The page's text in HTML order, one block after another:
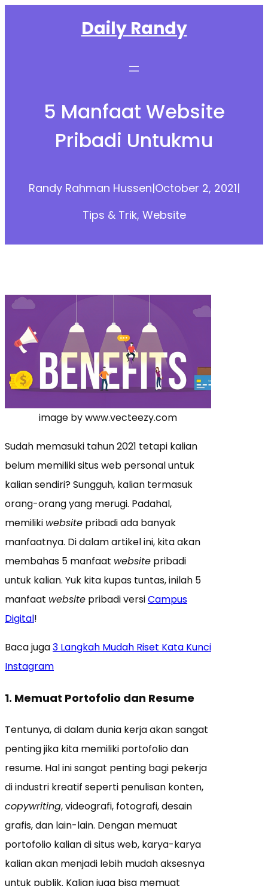
Daily Randy
5 Manfaat Website
Pribadi Untukmu
Randy Rahman Hussen|October 2, 2021|
Tips & Trik, Website
image by www.vecteezy.com
Sudah memasuki tahun 2021 tetapi kalian
belum memiliki situs web personal untuk
kalian sendiri? Sungguh, kalian termasuk
orang-orang yang merugi. Padahal,
memiliki website pribadi ada banyak
manfaatnya. Di dalam artikel ini, kita akan
membahas 5 manfaat website pribadi
untuk kalian. Yuk kita kupas tuntas, inilah 5
manfaat website pribadi versiCampus
Digital!
Baca juga3 Langkah Mudah Riset Kata Kunci
Instagram
1. Memuat Portofolio dan Resume
Tentunya, di dalam dunia kerja akan sangat
penting jika kita memiliki portofolio dan
resume. Hal ini sangat penting bagi pekerja
di industri kreatif seperti penulisan konten,
copywriting, videografi, fotografi, desain
grafis, dan lain-lain. Dengan memuat
portofolio kalian di situs web, karya-karya
kalian akan menjadi lebih mudah aksesnya
untuk publik. Kalian juga bisa memuat